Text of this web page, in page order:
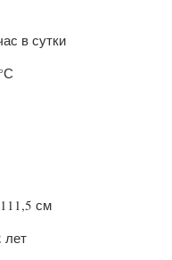
в сутки
см
лет